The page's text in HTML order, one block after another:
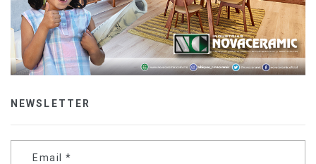
NEWSLETTER
Email *